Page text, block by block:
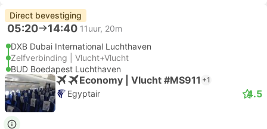
Direct bevestiging
05:20 14:40 11uur, 20m
DXB Dubai International Luchthaven
Zelfverbinding | Vlucht+Vlucht
BUD Boedapest Luchthaven
Economy | Vlucht #MS911 +1
Egyptair 4.5